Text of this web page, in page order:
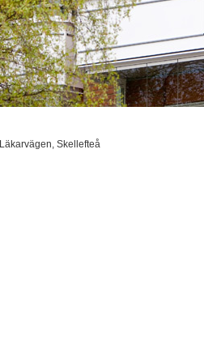
Läkarvägen, Skellefteå